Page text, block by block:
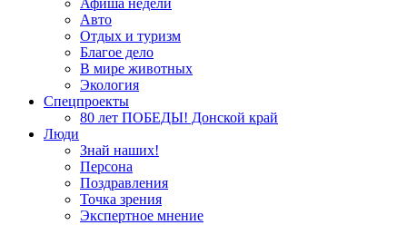
Афиша недели
Авто
Отдых и туризм
Благое дело
В мире животных
Экология
Спецпроекты
80 лет ПОБЕДЫ! Донской край
Люди
Знай наших!
Персона
Поздравления
Точка зрения
Экспертное мнение